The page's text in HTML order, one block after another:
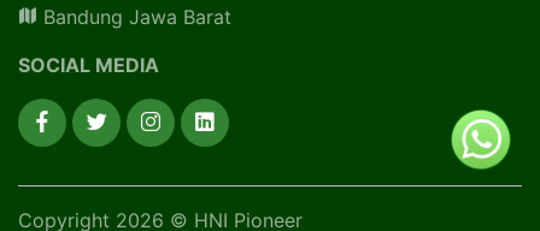
Bandung Jawa Barat
SOCIAL MEDIA
Copyright 2026 © HNI Pioneer